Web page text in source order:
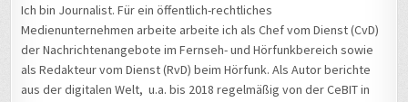
Ich bin Journalist. Für ein öffentlich-rechtliches
Medienunternehmen arbeite arbeite ich als Chef vom Dienst (CvD)
der Nachrichtenangebote im Fernseh- und Hörfunkbereich sowie
als Redakteur vom Dienst (RvD) beim Hörfunk. Als Autor berichte
aus der digitalen Welt, u.a. bis 2018 regelmäßig von der CeBIT in